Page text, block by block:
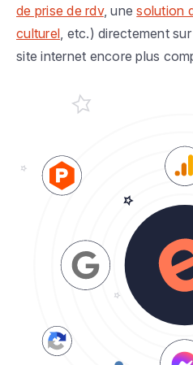
de prise de rdv, unesolution
culturel, etc.) directement
site internet encore plus